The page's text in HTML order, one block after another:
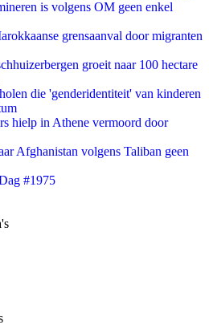
is volgens OM geen enkel
grensaanval door migranten
groeit naar 100 hectare
die 'genderidentiteit' van kinderen
hielp in Athene vermoord door
Afghanistan volgens Taliban geen
#1975